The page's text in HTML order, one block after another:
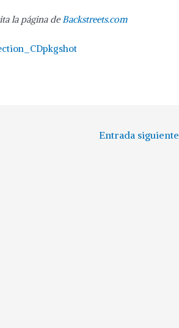
la página deBackstreets.com
Entrada siguiente